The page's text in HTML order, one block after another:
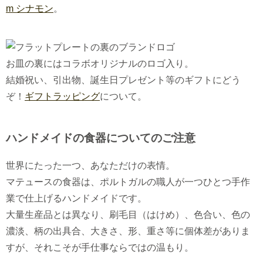
m シナモン。
お皿の裏にはコラボオリジナルのロゴ入り。
結婚祝い、引出物、誕生日プレゼント等のギフトにどう
ぞ！ ギフトラッピングについて。
ハンドメイドの食器についてのご注意
世界にたった一つ、あなただけの表情。
マテュースの食器は、ポルトガルの職人が一つひとつ手作
業で仕上げるハンドメイドです。
大量生産品とは異なり、刷毛目（はけめ）、色合い、色の
濃淡、柄の出具合、大きさ、形、重さ等に個体差がありま
すが、それこそが手仕事ならではの温もり。